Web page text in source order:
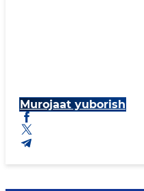
Murojaat yuborish